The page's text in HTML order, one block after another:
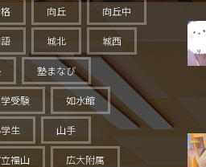
向丘 向丘中
城北 城西
塾まなび
受験 如水館
生 山手
福山 広大附属